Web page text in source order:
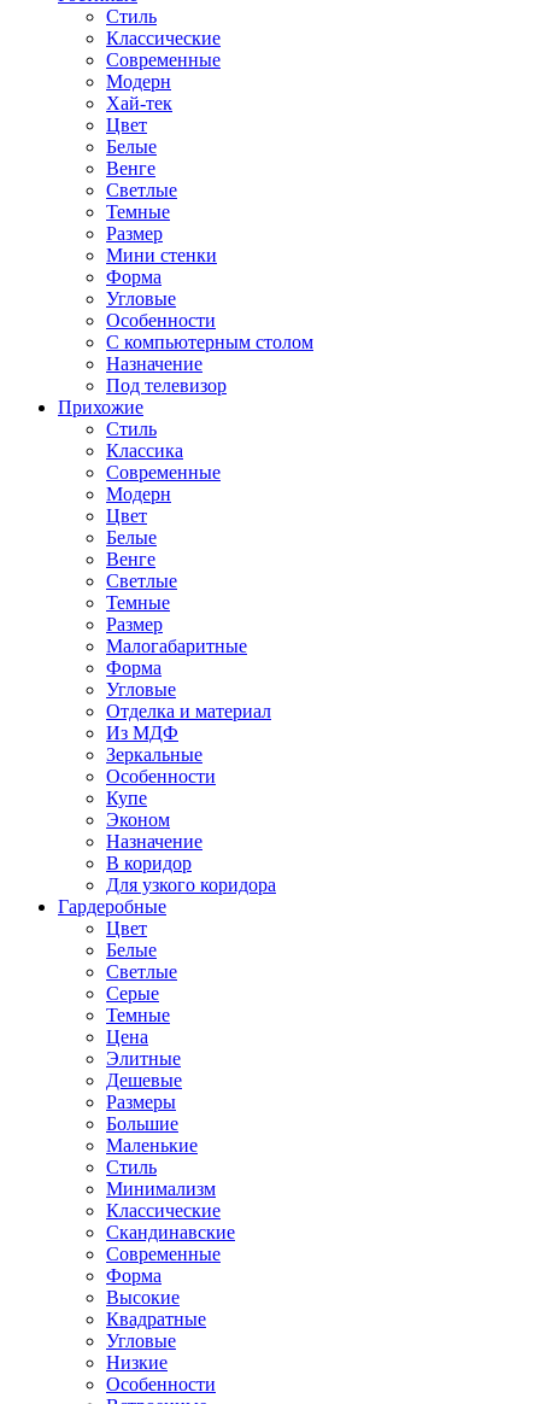
Стиль
Классические
Современные
Модерн
Хай-тек
Цвет
Белые
Венге
Светлые
Темные
Размер
Мини стенки
Форма
Угловые
Особенности
С компьютерным столом
Назначение
Под телевизор
Прихожие
Стиль
Классика
Современные
Модерн
Цвет
Белые
Венге
Светлые
Темные
Размер
Малогабаритные
Форма
Угловые
Отделка и материал
Из МДФ
Зеркальные
Особенности
Купе
Эконом
Назначение
В коридор
Для узкого коридора
Гардеробные
Цвет
Белые
Светлые
Серые
Темные
Цена
Элитные
Дешевые
Размеры
Большие
Маленькие
Стиль
Минимализм
Классические
Скандинавские
Современные
Форма
Высокие
Квадратные
Угловые
Низкие
Особенности